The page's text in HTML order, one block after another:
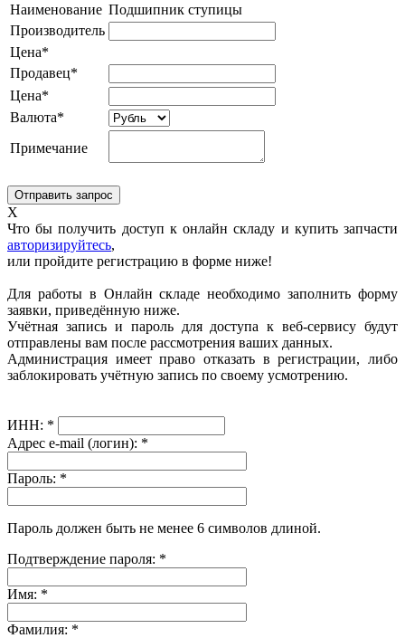
Наименование Подшипник ступицы
Производитель
Цена*
Продавец*
Цена*
Валюта*
Примечание
X
Что бы получить доступ к онлайн складу и купить запчасти
авторизируйтесь,
или пройдите регистрацию в форме ниже!
Для работы в Онлайн складе необходимо заполнить форму
заявки, приведённую ниже.
Учётная запись и пароль для доступа к веб-сервису будут
отправлены вам после рассмотрения ваших данных.
Администрация имеет право отказать в регистрации, либо
заблокировать учётную запись по своему усмотрению.
ИНН: *
Адрес e-mail (логин): *
Пароль: *
Пароль должен быть не менее 6 символов длиной.
Подтверждение пароля: *
Имя: *
Фамилия: *